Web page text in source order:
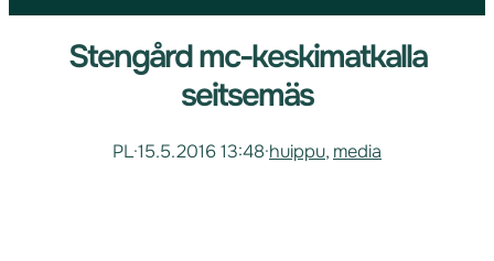
Stengård mc-keskimatkalla
seitsemäs
PL·15.5.2016 13:48·huippu, media